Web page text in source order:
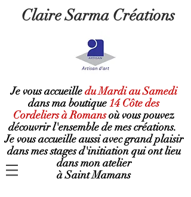
Claire Sarma Créations
Je vous accueilledu Mardi au Samedi
dans ma boutique14 Côte des
Cordeliers à Romansoùvous pouvez
découvrir l'ensemble de mes créations.
Je vous accueille aussi avec grand plaisir
dans mes stages d'initiation qui ont lieu
dans mon atelier
à Saint Mamans